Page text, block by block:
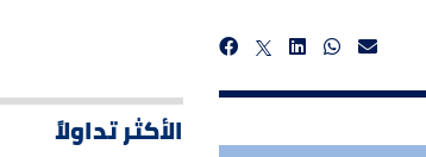
الأكثر تداولاً